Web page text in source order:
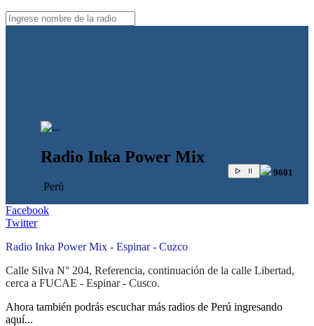
Radio Inka Power Mix
Perú
9601
Facebook
Twitter
Radio Inka Power Mix - Espinar - Cuzco
Calle Silva N° 204, Referencia, continuación de la calle Libertad,
cerca a FUCAE - Espinar - Cusco.
Ahora también podrás escuchar más radios de Perú ingresando
aquí...